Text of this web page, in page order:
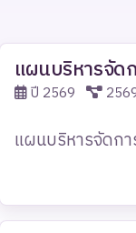
แผนบริหารจัด
ปี 2569
แผนบริหารจัดก